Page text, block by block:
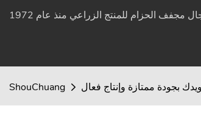
ShouChuang بجودة ممتازة وإنتاج فعال